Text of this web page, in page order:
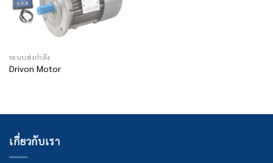
ระบบส่งกำลัง
Drivon Motor
เกี่ยวกับเรา